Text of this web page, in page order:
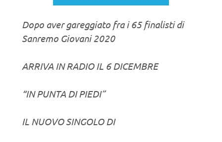
Dopo aver gareggiato fra i 65 finalisti di
Sanremo Giovani 2020
ARRIVA IN RADIO IL 6 DICEMBRE
“IN PUNTA DI PIEDI”
IL NUOVO SINGOLO DI